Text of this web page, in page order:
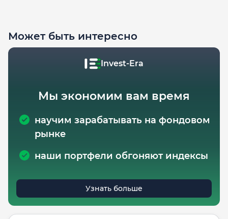
Может быть интересно
Invest-Era
Мы экономим вам время
научим зарабатывать на фондовом
рынке
наши портфели обгоняют индексы
Узнать больше